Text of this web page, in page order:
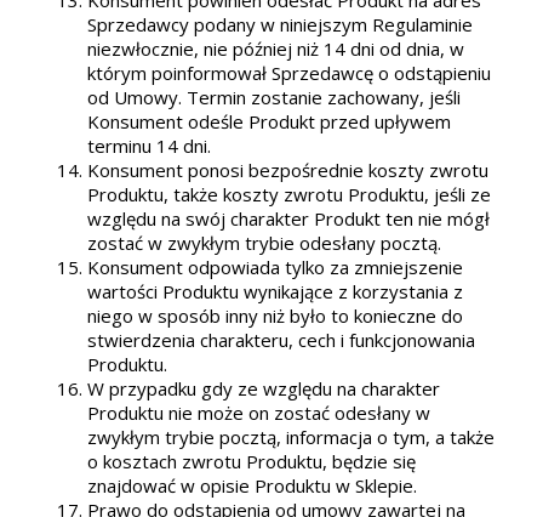
Sprzedawcy podany w niniejszym Regulaminie
niezwłocznie, nie później niż 14 dni od dnia, w
którym poinformował Sprzedawcę o odstąpieniu
od Umowy. Termin zostanie zachowany, jeśli
Konsument odeśle Produkt przed upływem
terminu 14 dni.
Konsument ponosi bezpośrednie koszty zwrotu
Produktu, także koszty zwrotu Produktu, jeśli ze
względu na swój charakter Produkt ten nie mógł
zostać w zwykłym trybie odesłany pocztą.
Konsument odpowiada tylko za zmniejszenie
wartości Produktu wynikające z korzystania z
niego w sposób inny niż było to konieczne do
stwierdzenia charakteru, cech i funkcjonowania
Produktu.
W przypadku gdy ze względu na charakter
Produktu nie może on zostać odesłany w
zwykłym trybie pocztą, informacja o tym, a także
o kosztach zwrotu Produktu, będzie się
znajdować w opisie Produktu w Sklepie.
Prawo do odstąpienia od umowy zawartej na